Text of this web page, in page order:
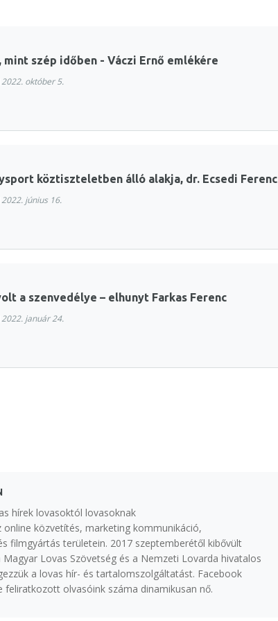
mint szép időben - Váczi Ernő emlékére
2022. október 5.
köztiszteletben álló alakja, dr. Ecsedi Ferenc
2022. június 16.
a szenvedélye – elhunyt Farkas Ferenc
2022. január 24.
hírek lovasoktól lovasoknak
online közvetítés, marketing kommunikáció,
filmgyártás területein. 2017 szeptemberétől kibővült
Lovas Szövetség és a Nemzeti Lovarda hivatalos
a lovas hír- és tartalomszolgáltatást. Facebook
feliratkozott olvasóink száma dinamikusan nő.